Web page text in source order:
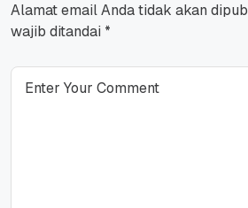
Alamat email Anda tidak akan
wajib ditandai *